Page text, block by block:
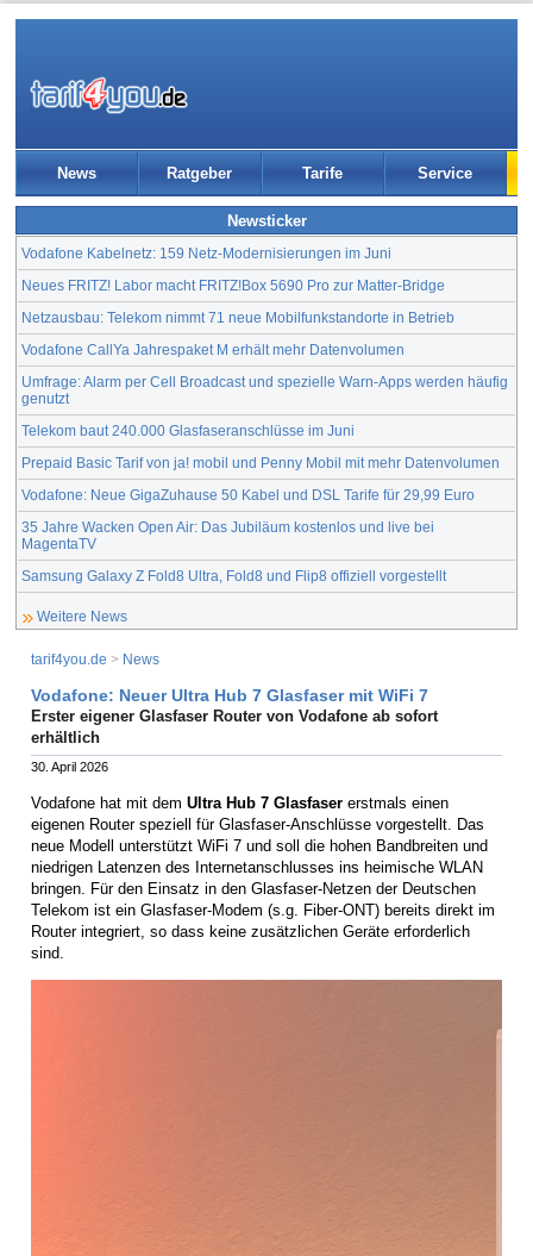
News Ratgeber Tarife Service
Newsticker
Vodafone Kabelnetz: 159 Netz-Modernisierungen im Juni
Neues FRITZ! Labor macht FRITZ!Box 5690 Pro zur Matter-Bridge
Netzausbau: Telekom nimmt 71 neue Mobilfunkstandorte in Betrieb
Vodafone CallYa Jahrespaket M erhält mehr Datenvolumen
Umfrage: Alarm per Cell Broadcast und spezielle Warn-Apps werden häufig
genutzt
Telekom baut 240.000 Glasfaseranschlüsse im Juni
Prepaid Basic Tarif von ja! mobil und Penny Mobil mit mehr Datenvolumen
Vodafone: Neue GigaZuhause 50 Kabel und DSL Tarife für 29,99 Euro
35 Jahre Wacken Open Air: Das Jubiläum kostenlos und live bei
MagentaTV
Samsung Galaxy Z Fold8 Ultra, Fold8 und Flip8 offiziell vorgestellt
Weitere News
tarif4you.de > News
Vodafone: Neuer Ultra Hub 7 Glasfaser mit WiFi 7
Erster eigener Glasfaser Router von Vodafone ab sofort
erhältlich
30. April 2026
Vodafone hat mit dem Ultra Hub 7 Glasfaser erstmals einen
eigenen Router speziell für Glasfaser-Anschlüsse vorgestellt. Das
neue Modell unterstützt WiFi 7 und soll die hohen Bandbreiten und
niedrigen Latenzen des Internetanschlusses ins heimische WLAN
bringen. Für den Einsatz in den Glasfaser-Netzen der Deutschen
Telekom ist ein Glasfaser-Modem (s.g. Fiber-ONT) bereits direkt im
Router integriert, so dass keine zusätzlichen Geräte erforderlich
sind.